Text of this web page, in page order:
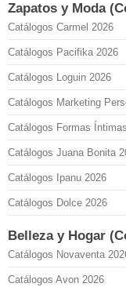
Zapatos y Moda
Catálogos Carmel 2026
Catálogos Pacifika 2026
Catálogos Loguin 2026
Catálogos Marketing
Catálogos Formas
Catálogos Juana Bonita
Catálogos Ipanu 2026
Catálogos Dolce 2026
Belleza y Hogar
Catálogos Novaventa
Catálogos Avon 2026